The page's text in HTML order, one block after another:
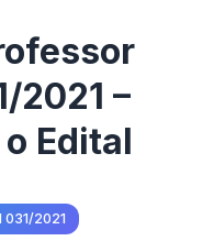
2021 –
Edital
2021